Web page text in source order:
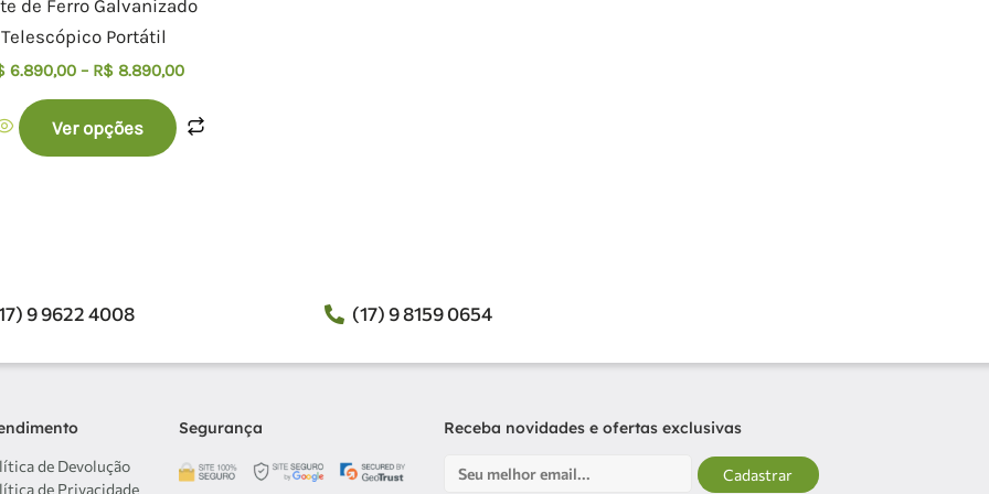
de Ferro Galvanizado
Telescópico Portátil
6.890,00 – R$8.890,00
Ver opções
9 9622 4008 (17) 9 8159 0654
de Devolução
de Privacidade
Segurança Receba novidades e ofertas exclusivas
Email Cadastrar